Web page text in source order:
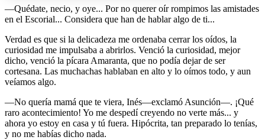
Increase text margins Decrease text margins
—Quédate, necio, y oye... Por no querer oír rompimos las amistades
en el Escorial... Considera que han de hablar algo de ti...
Verdad es que si la delicadeza me ordenaba cerrar los oídos, la
curiosidad me impulsaba a abrirlos. Venció la curiosidad, mejor
dicho, venció la pícara Amaranta, que no podía dejar de ser
cortesana. Las muchachas hablaban en alto y lo oímos todo, y aun
veíamos algo.
—No quería mamá que te viera, Inés—exclamó Asunción—. ¡Qué
raro acontecimiento! Yo me despedí creyendo no verte más... y
ahora yo estoy en casa y tú fuera. Hipócrita, tan preparado lo tenías,
y no me habías dicho nada.